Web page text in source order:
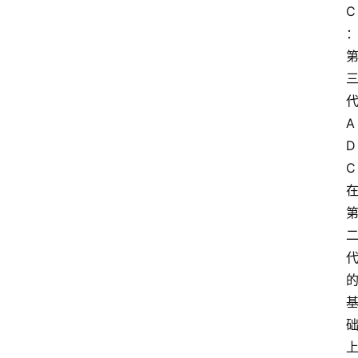
C
：
第
三
代
A
D
C
在
第
二
代
的
基
础
上